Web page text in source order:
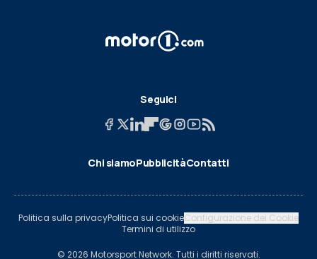
Seguici
Chi siamoPubblicitàContatti
Politica sulla privacyPolitica sui cookieConfigurazione dei Cookie
Termini di utilizzo
© 2026 Motorsport Network. Tutti i diritti riservati.